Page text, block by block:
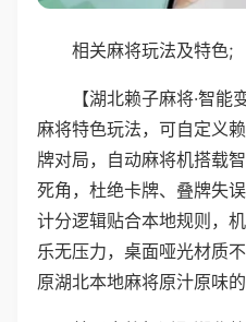
相关麻将玩法及特色;
【湖北赖子麻将·智
麻将特色玩法，可自定义
牌对局，自动麻将机搭载
死角，杜绝卡牌、叠牌失
计分逻辑贴合本地规则，
乐无压力，桌面哑光材质
原湖北本地麻将原汁原味的